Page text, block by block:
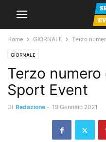
Home GIORNALE Terzo
GIORNALE
Terzo
Sport Event
Di Redazione - 19 Gennaio 2021